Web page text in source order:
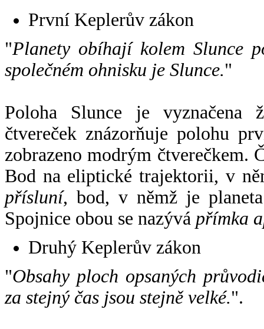
První Keplerův zákon
"Planety obíhají kolem Slunce
společném ohnisku je Slunce."
Poloha Slunce je vyznačena
čtvereček znázorňuje polohu
zobrazeno modrým čtverečkem.
Bod na eliptické trajektorii, v
přísluní, bod, v němž je
Spojnice obou se nazývá přímka
Druhý Keplerův zákon
"Obsahy ploch opsaných
za stejný čas jsou stejně velké.".